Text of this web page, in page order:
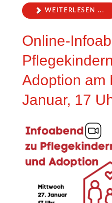
WEITERLESEN ...
Online-
Adoption am
Januar, 17